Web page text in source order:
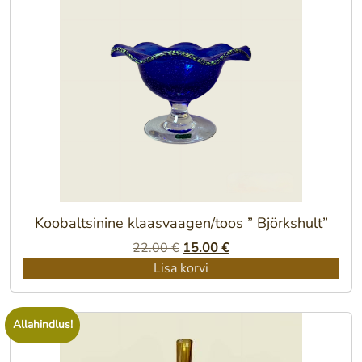
Koobaltsinine klaasvaagen/toos ” Björkshult”
22.00€ Algne
hind
15.00€Praegune
Lisa korvi
Allahindlus!